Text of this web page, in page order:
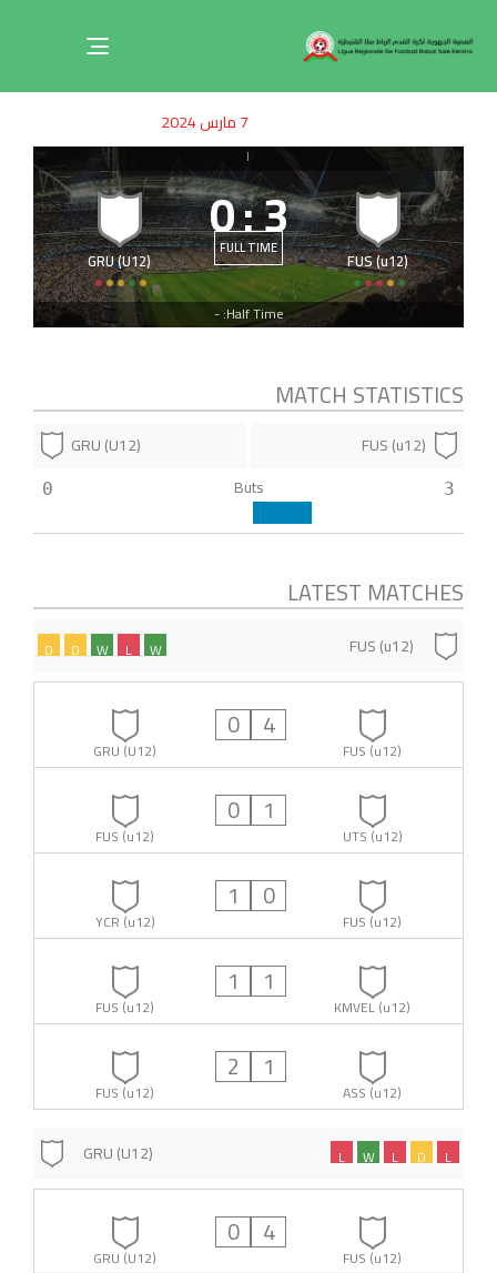
Toggle
IN:on:
7 مارس 2024
|
FUS (u12)
3
:
0FULL TIME
GRU (U12)
Half Time: -
MATCH STATISTICS
FUS (u12)
GRU (U12)
3
Buts
0
LATEST MATCHES
FUS (u12)
W
L
W
D
D
GRU (U12)
0 4
FUS (u12)
FUS (u12)
0 1
UTS (u12)
YCR (u12)
1 0
FUS (u12)
FUS (u12)
1 1
KMVEL (u12)
FUS (u12)
2 1
ASS (u12)
GRU (U12) L
D
L
W
L
GRU (U12)
0 4
FUS (u12)